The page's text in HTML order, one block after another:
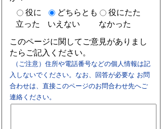
役に
立った
どちらとも
いえない
役にたた
なかった
このページに関してご意見がありまし
たらご記入ください。
（ご注意）住所や電話番号などの個人情報は記
入しないでください。なお、回答が必要な お問
合わせは、直接このページのお問合わせ先へご
連絡ください。